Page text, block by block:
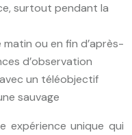
surtout pendant la
ou en fin d’après-
d’observation
un téléobjectif
sauvage
expérience unique qui